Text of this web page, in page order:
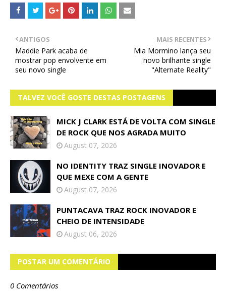
MAIS RECENTES
Mia Mormino lança seu
novo brilhante single
"Alternate Reality"
ANTIGOS
Maddie Park acaba de
mostrar pop envolvente em
seu novo single
TALVEZ VOCÊ GOSTE DESTAS POSTAGENS
MICK J CLARK ESTÁ DE VOLTA COM SINGLE
DE ROCK QUE NOS AGRADA MUITO
August 07, 2026
NO IDENTITY TRAZ SINGLE INOVADOR E
QUE MEXE COM A GENTE
August 07, 2026
PUNTACAVA TRAZ ROCK INOVADOR E
CHEIO DE INTENSIDADE
August 06, 2026
POSTAR UM COMENTÁRIO
0 Comentários